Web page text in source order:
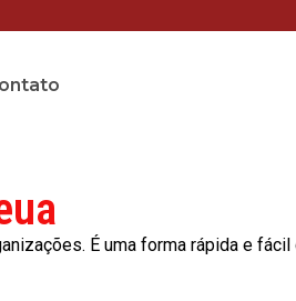
É uma forma rápida e fácil